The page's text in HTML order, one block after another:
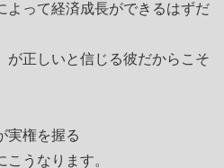
よって経済成長ができるはずだ
が正しいと信じる彼だからこそ
実権を握る
うなります。